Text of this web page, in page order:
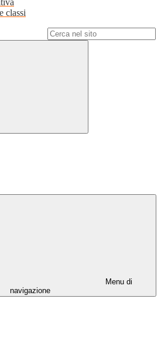
classi
Menu di
navigazione